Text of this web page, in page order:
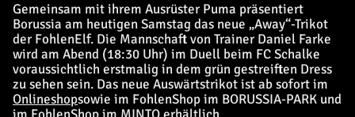
Gemeinsam mit ihrem Ausrüster Puma präsentiert
Borussia am heutigen Samstag das neue „Away“-Trikot
der FohlenElf. Die Mannschaft von Trainer Daniel Farke
wird am Abend (18:30 Uhr) im Duell beim FC Schalke
voraussichtlich erstmalig in dem grün gestreiften Dress
zu sehen sein. Das neue Auswärtstrikot ist ab sofort im
Onlineshopsowie im FohlenShop im BORUSSIA-PARK und